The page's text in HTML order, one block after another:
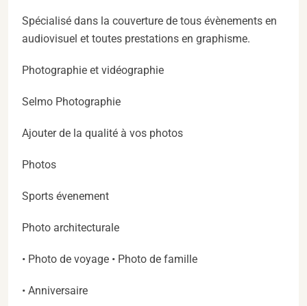
Spécialisé dans la couverture de tous évènements en
audiovisuel et toutes prestations en graphisme.
Photographie et vidéographie
Selmo Photographie
Ajouter de la qualité à vos photos
Photos
Sports évenement
Photo architecturale
• Photo de voyage • Photo de famille
• Anniversaire